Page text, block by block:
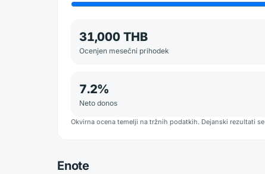
31,000 THB
Ocenjen mesečni prihodek
7.2%
Neto donos
Okvirna ocena temelji na tržnih podatkih. Dejanski rezultati
Enote